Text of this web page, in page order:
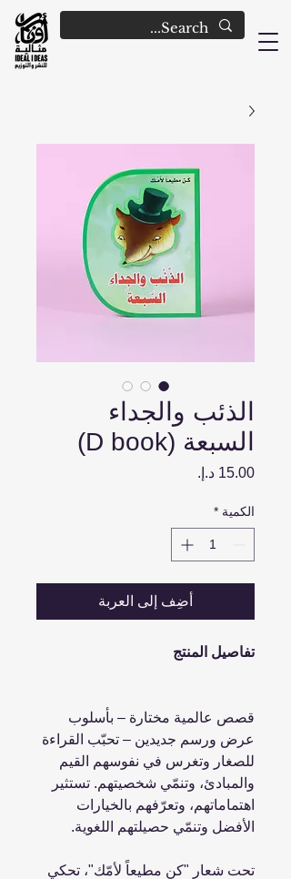
الذئب والجداء
السبعة (D book)
الكمية *
أضِف إلى العربة
تفاصيل المنتج
قصص عالمية مختارة – بأسلوب
عرض ورسم جديدين – تحبّب القراءة
للصغار وتغرس في نفوسهم القيم
والمبادئ، وتنمّي شخصيتهم. تستثير
اهتماماتهم، وتعرّفهم بالخيارات
الأفضل وتنمّي حصيلتهم اللغوية.
تحت شعار "كن مطيعاً لأمّك"، تحكي